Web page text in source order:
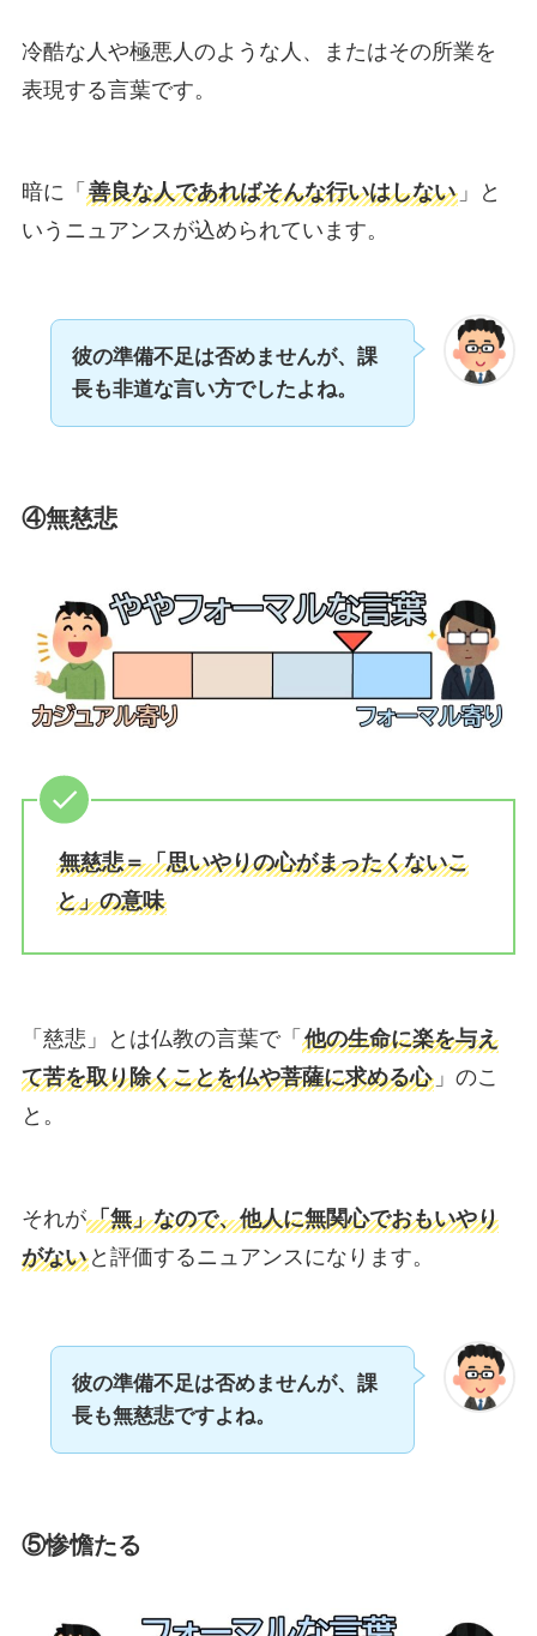
冷酷な人や極悪人のような人、またはその所業を
表現する言葉です。
暗に「 善良な人であればそんな行いはしない」と
いうニュアンスが込められています。
彼の準備不足は否めませんが、課
長も非道な言い方でしたよね。
④無慈悲
無慈悲＝「思いやりの心がまったくないこ
と」の意味
「慈悲」とは仏教の言葉で「 他の生命に楽を与え
て苦を取り除くことを仏や菩薩に求める心」のこ
と。
それが「無」なので、他人に無関心でおもいやり
がないと評価するニュアンスになります。
彼の準備不足は否めませんが、課
長も無慈悲ですよね。
⑤惨憺たる